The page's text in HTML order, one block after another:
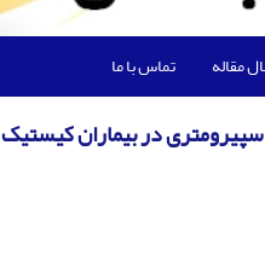
مقاله تماس با ما
در بیماران کیستیک